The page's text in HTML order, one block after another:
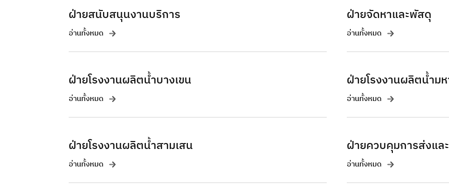
ฝ่ายสนับสนุนงานบริการ
อ่านทั้งหมด
ฝ่ายจัดหาและพัสดุ
อ่านทั้งหมด
ฝ่ายโรงงานผลิตน้ำบางเขน
อ่านทั้งหมด
ฝ่ายโรงงานผลิตน้ำม
อ่านทั้งหมด
ฝ่ายโรงงานผลิตน้ำสามเสน
อ่านทั้งหมด
ฝ่ายควบคุมการส่งแล
อ่านทั้งหมด